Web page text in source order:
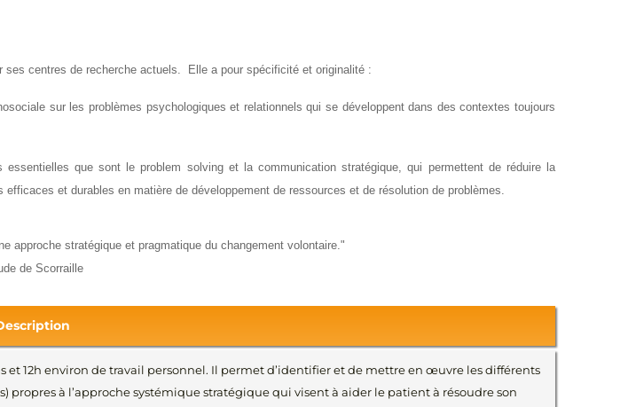
ses centres de recherche actuels. Elle a pour spécificité et originalité :
sur les problèmes psychologiques et relationnels qui se développent dans des contextes toujours
essentielles que sont le problem solving et la communication stratégique, qui permettent de réduire la
et durables en matière de développement de ressources et de résolution de problèmes.
approche stratégique et pragmatique du changement volontaire."
de Scorraille
et 12h environ de travail personnel. Il permet d’identifier et de mettre en œuvre les différents
à l’approche systémique stratégique qui visent à aider le patient à résoudre son